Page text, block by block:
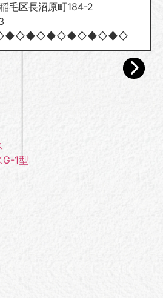
毛区長沼原町184-2
G-1型